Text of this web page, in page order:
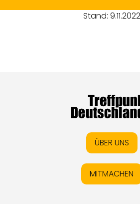
Stand: 9.11.2022
ÜBER UNS
MITMACHEN